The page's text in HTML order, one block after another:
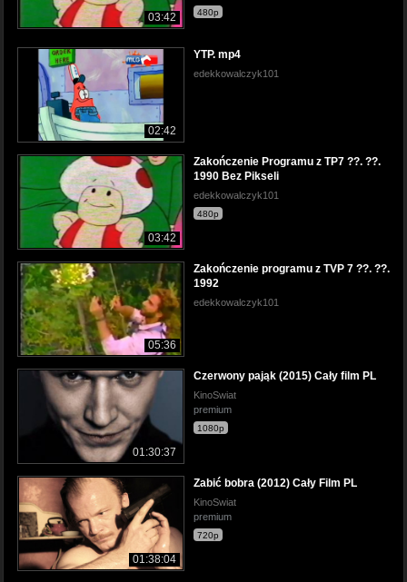
03:42 480p
02:42
YTP. mp4
edekkowalczyk101
03:42
Zakończenie Programu z TP7 ??. ??.
1990 Bez Pikseli
edekkowalczyk101
480p
05:36
Zakończenie programu z TVP 7 ??. ??.
1992
edekkowalczyk101
01:30:37
Czerwony pająk (2015) Cały film PL
KinoSwiat
premium
1080p
01:38:04
Zabić bobra (2012) Cały Film PL
KinoSwiat
premium
720p